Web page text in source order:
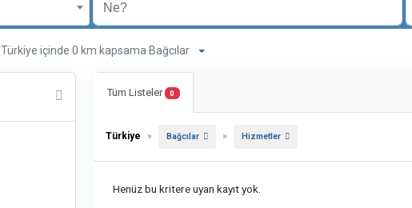
Türkiye içinde 0 km kapsama Bağcılar
Tüm Listeler 0
Türkiye » Bağcılar » Hizmetler
Henüz bu kritere uyan kayıt yok.